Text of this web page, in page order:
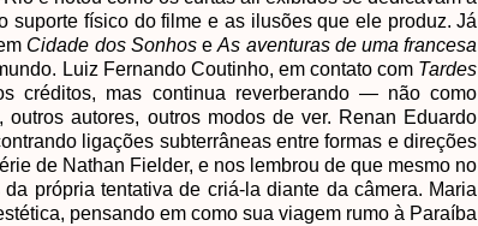
suporte físico do filme e as ilusões que ele produz. Já
Cidade dos SonhoseAs aventuras de uma francesa
Luiz Fernando Coutinho, em contato com Tardes
créditos, mas continua reverberando — não como
autores, outros modos de ver. Renan Eduardo
ligações subterrâneas entre formas e direções
de Nathan Fielder, e nos lembrou de que mesmo no
própria tentativa de criá-la diante da câmera. Maria
pensando em como sua viagem rumo à Paraíba